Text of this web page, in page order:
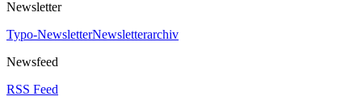
Newsletter
Typo-NewsletterNewsletterarchiv
Newsfeed
RSS Feed